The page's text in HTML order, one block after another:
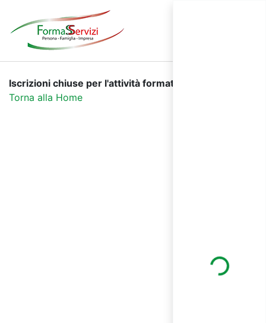
Iscrizioni chiuse per l'attività formativa selezionata.
Torna alla Home
Loading...